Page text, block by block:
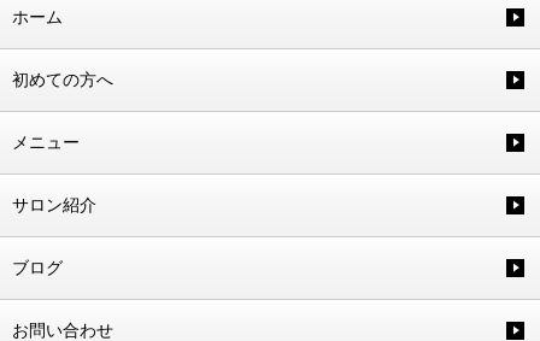
ホーム
初めての方へ
メニュー
サロン紹介
ブログ
お問い合わせ